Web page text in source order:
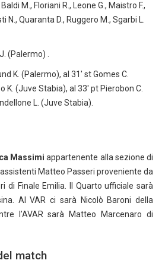
M., Floriani R., Leone G., Maistro F.,
N., Quaranta D., Ruggero M., Sgarbi L.
(Palermo) .
K. (Palermo), al 31′ st Gomes C.
K. (Juve Stabia), al 33′ pt Pierobon C.
L. (Juve Stabia).
Massimi appartenente alla sezione di
Matteo Passeri proveniente da
di Finale Emilia. Il Quarto ufficiale sarà
Al VAR ci sarà Nicolò Baroni della
l’AVAR sarà Matteo Marcenaro di
match